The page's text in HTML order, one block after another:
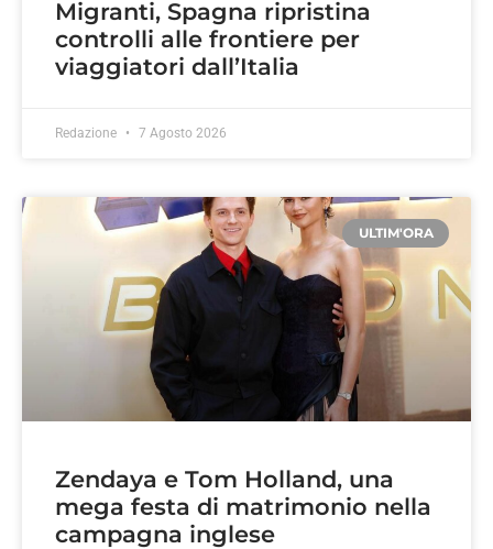
Migranti, Spagna ripristina
controlli alle frontiere per
viaggiatori dall’Italia
Redazione 7 Agosto 2026
ULTIM'ORA
Zendaya e Tom Holland, una
mega festa di matrimonio nella
campagna inglese